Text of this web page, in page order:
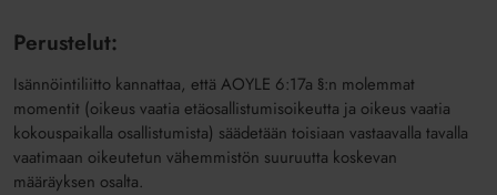
Perustelut:
Isännöintiliitto kannattaa, että AOYLE 6:17a §:n molemmat
momentit (oikeus vaatia etäosallistumisoikeutta ja oikeus vaatia
kokouspaikalla osallistumista) säädetään toisiaan vastaavalla tavalla
vaatimaan oikeutetun vähemmistön suuruutta koskevan
määräyksen osalta.